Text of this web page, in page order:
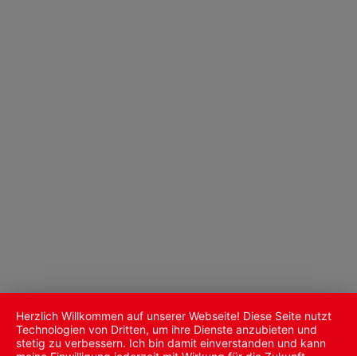
Herzlich Willkommen auf unserer Webseite! Diese Seite nutzt
Technologien von Dritten, um ihre Dienste anzubieten und
stetig zu verbessern. Ich bin damit einverstanden und kann